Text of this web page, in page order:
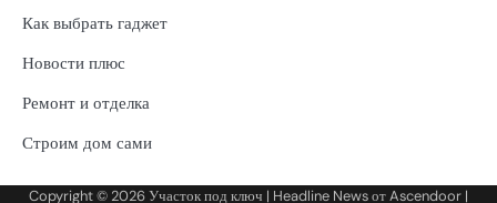
Как выбрать гаджет
Новости плюс
Ремонт и отделка
Строим дом сами
Copyright © 2026Участок под ключ | Headline News отAscendoor |